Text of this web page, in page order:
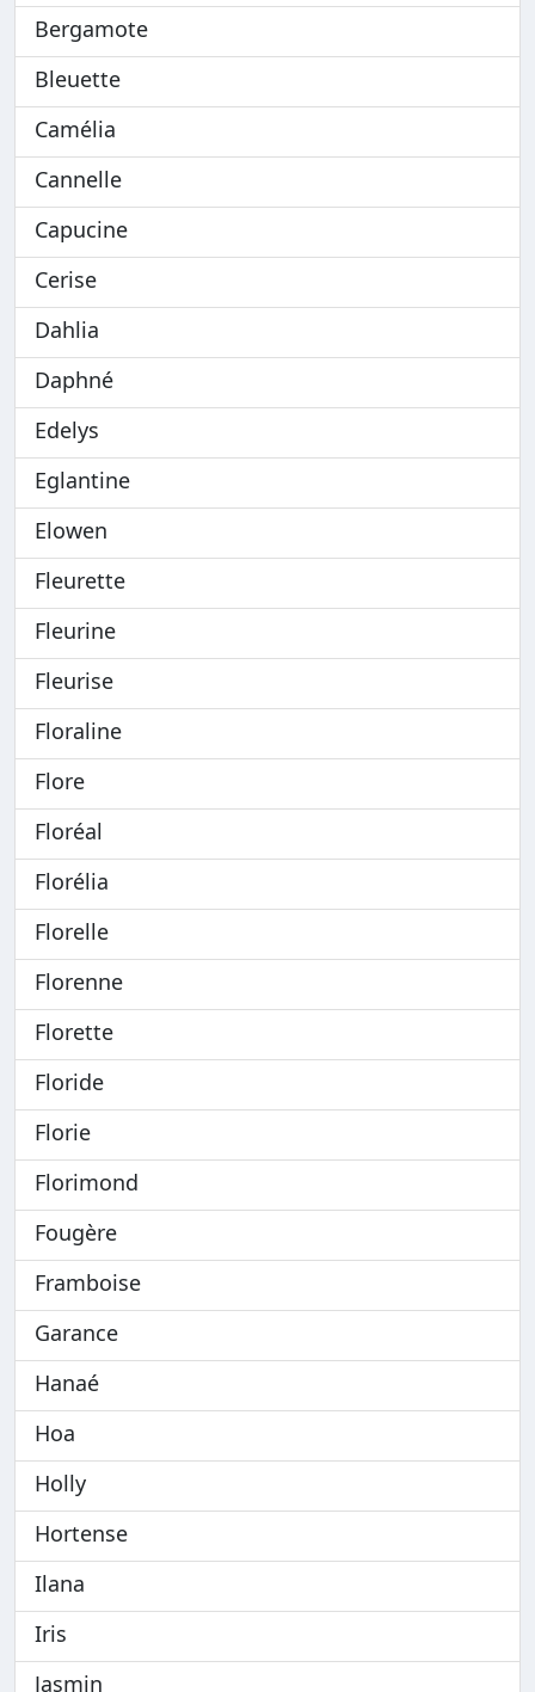
Bergamote
Bleuette
Camélia
Cannelle
Capucine
Cerise
Dahlia
Daphné
Edelys
Eglantine
Elowen
Fleurette
Fleurine
Fleurise
Floraline
Flore
Floréal
Florélia
Florelle
Florenne
Florette
Floride
Florie
Florimond
Fougère
Framboise
Garance
Hanaé
Hoa
Holly
Hortense
Ilana
Iris
Jasmin